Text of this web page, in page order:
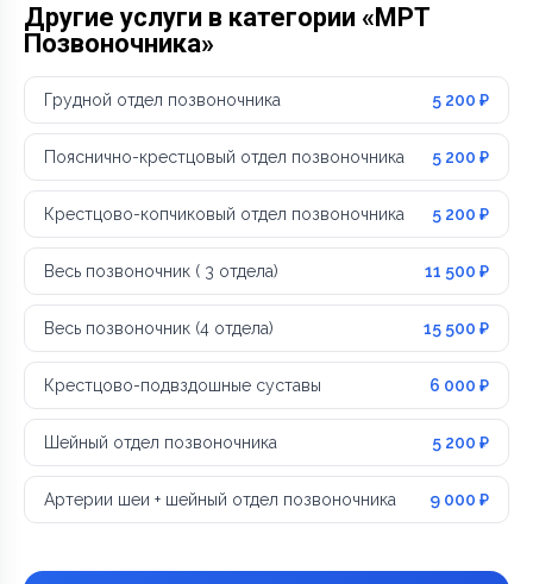
Другие услуги в категории «МРТ
Позвоночника»
Грудной отдел позвоночника 5 200 ₽
Пояснично-крестцовый отдел позвоночника 5 200 ₽
Крестцово-копчиковый отдел позвоночника 5 200 ₽
Весь позвоночник ( 3 отдела) 11 500 ₽
Весь позвоночник (4 отдела) 15 500 ₽
Крестцово-подвздошные суставы 6 000 ₽
Шейный отдел позвоночника 5 200 ₽
Артерии шеи + шейный отдел позвоночника 9 000 ₽